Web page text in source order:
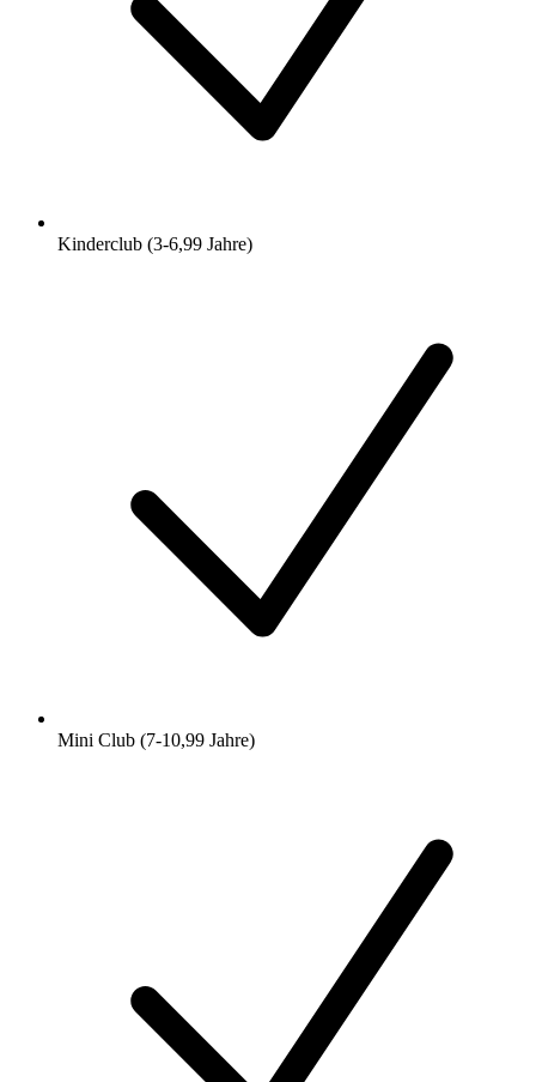
Kinderclub (3-6,99 Jahre)
Mini Club (7-10,99 Jahre)